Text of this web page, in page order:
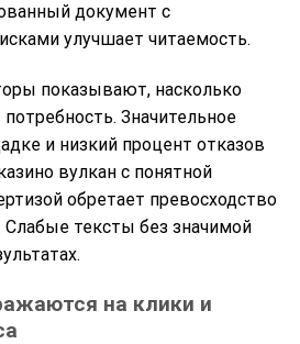
документ с
улучшает читаемость.
показывают, насколько
Значительное
и низкий процент отказов
вулкан с понятной
обретает превосходство
Слабые тексты без значимой
на клики и